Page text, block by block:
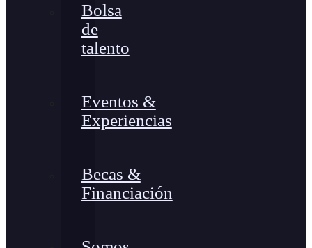
Bolsa
de
talento
Eventos &
Experiencias
Becas &
Financiación